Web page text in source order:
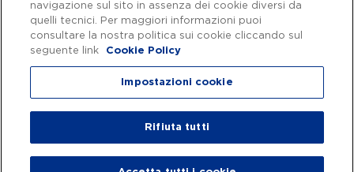
Capitale sociale € 622.027.000,00 interamente versato - Codice fiscale e
n. di iscrizione al Registro delle Imprese di Roma 07516911000 | C.C.I.A.A.
Roma n. 1037417 - P.IVA: 07516911000 - Sede Legale: via A. Bergamini, 50
Autostrade per l'Italia Spa, Tutti i diritti riservati
navigazione sul sito in assenza dei cookie diversi da
quelli tecnici. Per maggiori informazioni puoi
consultare la nostra politica sui cookie cliccando sul
seguente link
Cookie Policy
Impostazioni cookie
Rifiuta tutti